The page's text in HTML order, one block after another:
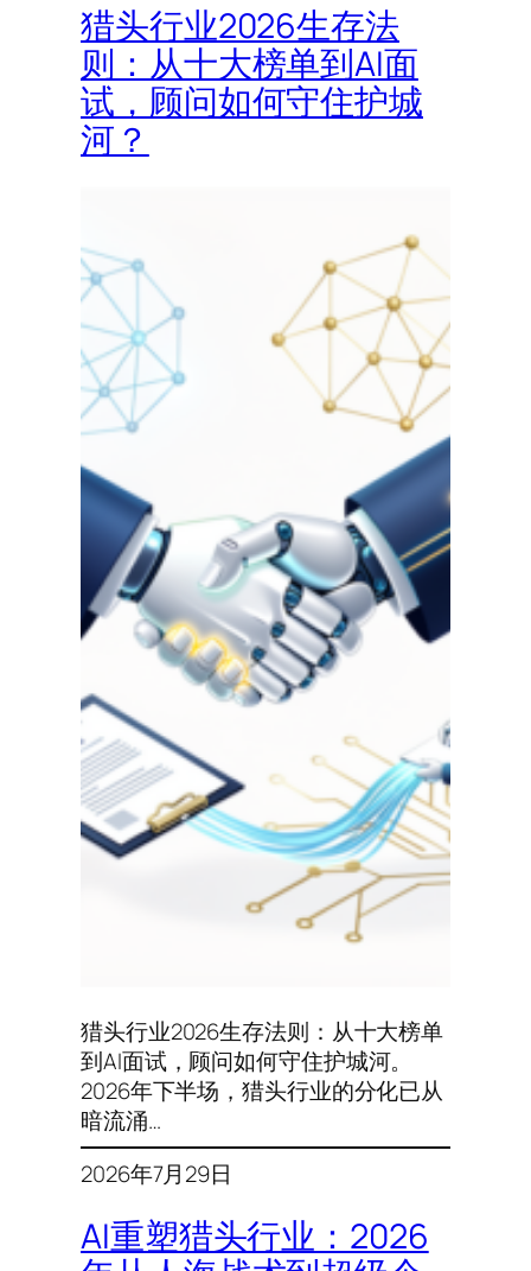
猎头行业2026生存法
则：从十大榜单到AI面
试，顾问如何守住护城
河？
猎头行业2026生存法则：从十大榜单
到AI面试，顾问如何守住护城河。
2026年下半场，猎头行业的分化已从
暗流涌…
2026年7月29日
AI重塑猎头行业：2026